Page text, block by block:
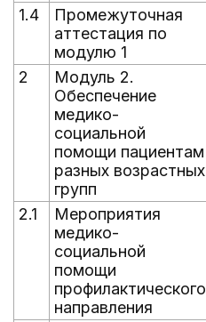
1.4
Промежуточная
аттестация по
модулю 1
2
Модуль 2.
Обеспечение
медико-
социальной
помощи пациентам
разных возрастных
групп
2.1
Мероприятия
медико-
социальной
помощи
профилактического
направления